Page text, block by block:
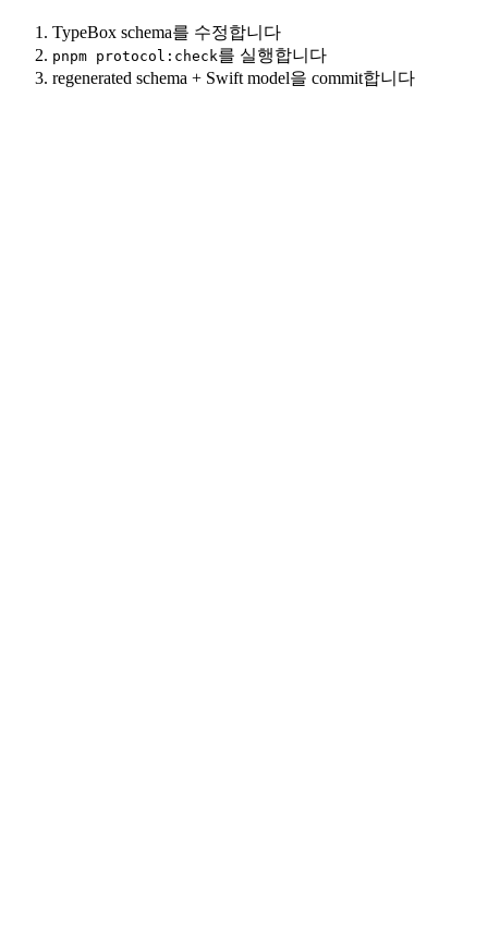
TypeBox schema를 수정합니다
pnpm protocol:check를 실행합니다
regenerated schema + Swift model을 commit합니다